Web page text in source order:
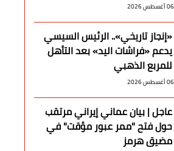
06 أغسطس 2026
«إنجاز تاريخي».. الرئيس السيسي
يدعم «فراشات اليد» بعد التأهل
للمربع الذهبي
06 أغسطس 2026
عاجل | بيان عماني إيراني مرتقب
حول فتح "ممر عبور مؤقت" في
مضيق هرمز